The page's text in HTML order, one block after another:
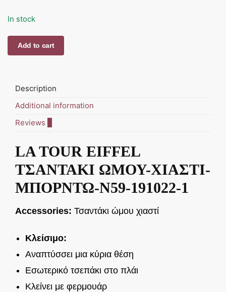
In stock
TOUR
ΩΜΟΥ-
ΧΙΑΣΤΙ-
N59-
Add to cart
Description
Additional information
Reviews
LA TOUR EIFFEL
ΤΣΑΝΤΑΚΙ ΩΜΟΥ-ΧΙΑΣΤΙ-
ΜΠΟΡΝΤΩ-N59-191022-1
Accessories: Τσαντάκι ώμου χιαστί
Κλείσιμο:
Αναπτύσσει μια κύρια θέση
Εσωτερικό τσεπάκι στο πλάι
Κλείνει με φερμουάρ